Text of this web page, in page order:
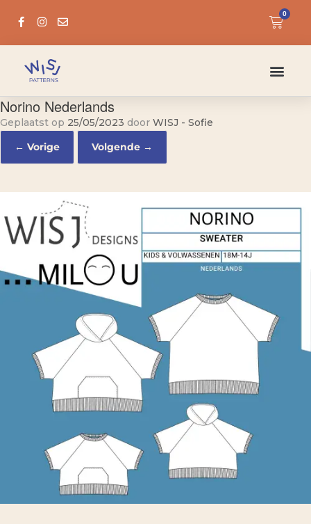
0
Norino Nederlands
Geplaatst op 25/05/2023 door WISJ - Sofie
← Vorige
Volgende →